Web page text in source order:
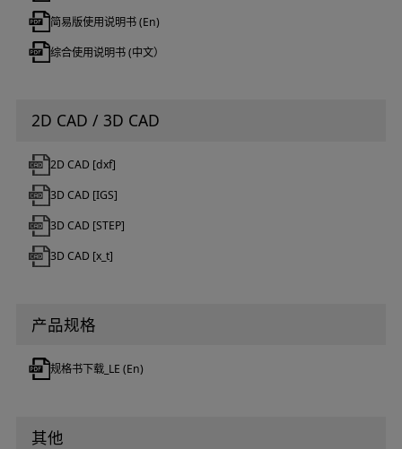
简易版使用说明书 (En)
综合使用说明书 (中文）
2D CAD / 3D CAD
2D CAD [dxf]
3D CAD [IGS]
3D CAD [STEP]
3D CAD [x_t]
产品规格
规格书下载_LE (En)
其他